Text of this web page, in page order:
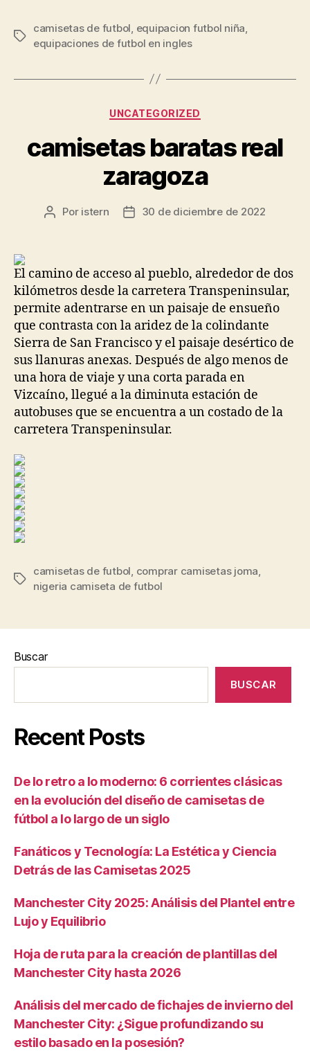
Etiquetas
camisetas de futbol equipacion futbol niña
equipaciones de futbol en ingles
Categorías
UNCATEGORIZED
camisetas baratas real
zaragoza
Autor
Por istern
Fecha30 de diciembre de 2022
El camino de acceso al pueblo, alrededor de dos
kilómetros desde la carretera Transpeninsular,
permite adentrarse en un paisaje de ensueño
que contrasta con la aridez de la colindante
Sierra de San Francisco y el paisaje desértico de
sus llanuras anexas. Después de algo menos de
una hora de viaje y una corta parada en
Vizcaíno, llegué a la diminuta estación de
autobuses que se encuentra a un costado de la
carretera Transpeninsular.
Etiquetas
camisetas de futbol comprar camisetas joma
nigeria camiseta de futbol
Buscar
BUSCAR
Recent Posts
De lo retro a lo moderno: 6 corrientes clásicas
en la evolución del diseño de camisetas de
fútbol a lo largo de un siglo
Fanáticos y Tecnología: La Estética y Ciencia
Detrás de las Camisetas 2025
Manchester City 2025: Análisis del Plantel entre
Lujo y Equilibrio
Hoja de ruta para la creación de plantillas del
Manchester City hasta 2026
Análisis del mercado de fichajes de invierno del
Manchester City: ¿Sigue profundizando su
estilo basado en la posesión?